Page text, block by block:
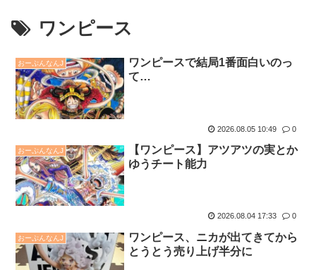
ワンピース
おーぷんなんJ
ワンピースで結局1番面白いのっ
て…
2026.08.05 10:49 0
おーぷんなんJ
【ワンピース】アツアツの実とか
ゆうチート能力
2026.08.04 17:33 0
おーぷんなんJ
ワンピース、ニカが出てきてから
とうとう売り上げ半分に